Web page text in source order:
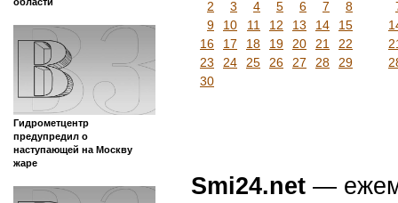
Гидрометцентр
предупредил о
наступающей на Москву
жаре
2
3 4 5 6 7
8
9
10 11 12 13 14
15
16
17 18 19 20 21
22
23
24 25 26 27 28
29
30
Smi24.net —